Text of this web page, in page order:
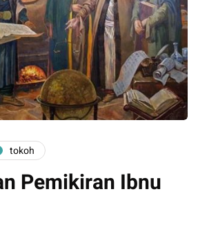
tokoh
Pemikiran Ibnu